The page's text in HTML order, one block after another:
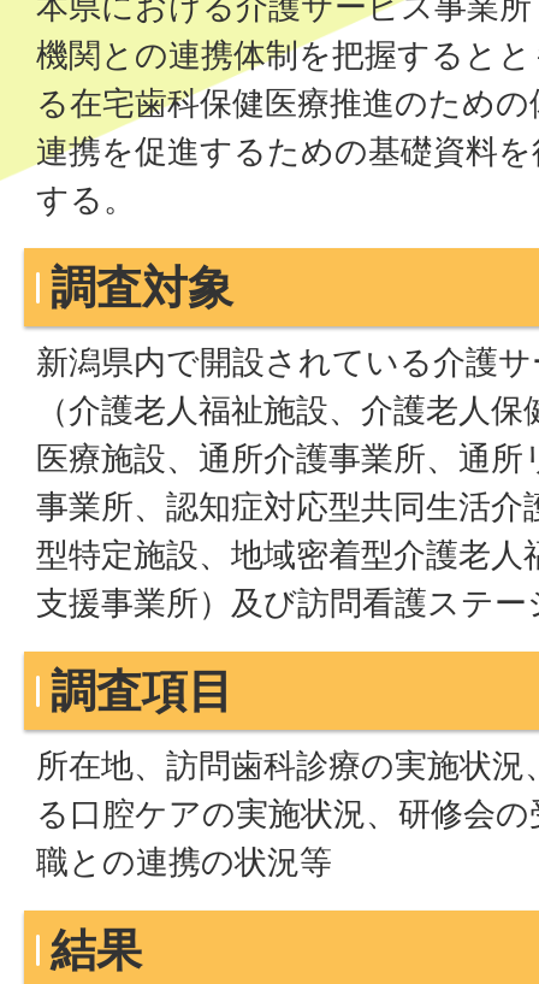
機関との連携体制を把握すると
る在宅歯科保健医療推進のため
連携を促進するための基礎資料
する。
調査対象
新潟県内で開設されている介護
（介護老人福祉施設、介護老人
医療施設、通所介護事業所、通
事業所、認知症対応型共同生活介
型特定施設、地域密着型介護老人
支援事業所）及び訪問看護ステー
調査項目
所在地、訪問歯科診療の実施状
る口腔ケアの実施状況、研修会
職との連携の状況等
結果